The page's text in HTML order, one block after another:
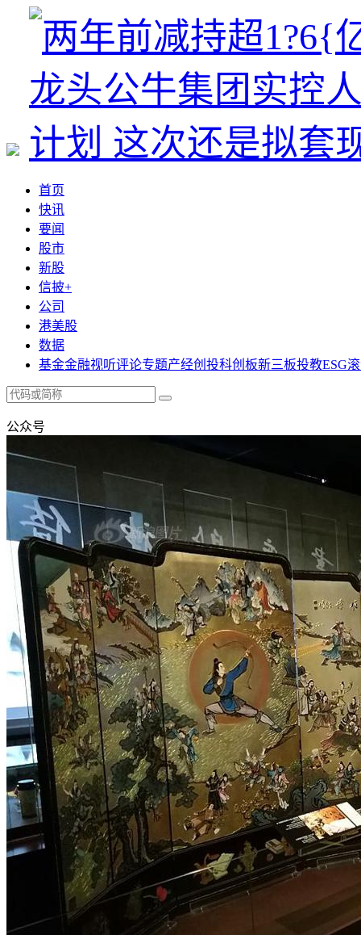
首页
快讯
要闻
股市
新股
信披+
公司
港美股
数据
基金金融视听评论专题产经创投科创板新三板投教ESG
公众号